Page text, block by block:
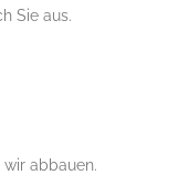
Sie aus.
abbauen.